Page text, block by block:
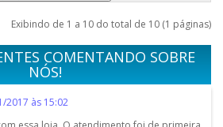
Exibindo de 1 a 10 do total de 10 (1 páginas)
COMENTANDO SOBRE
NÓS!
17/10/2010 às 09:02